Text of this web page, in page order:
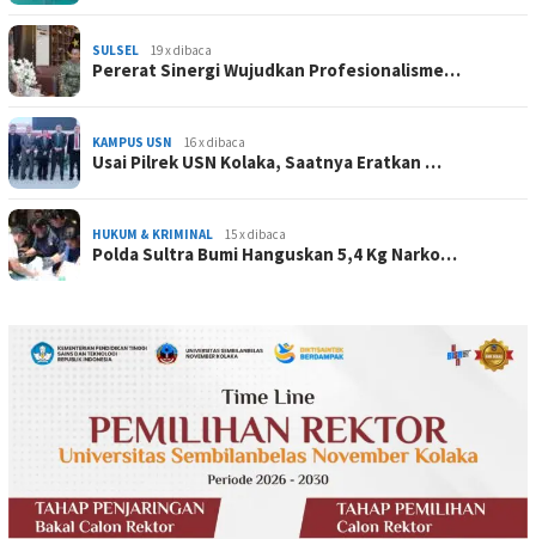
SULSEL 19 x dibaca
Pererat Sinergi Wujudkan Profesionalisme…
KAMPUS USN 16 x dibaca
Usai Pilrek USN Kolaka, Saatnya Eratkan …
HUKUM & KRIMINAL 15 x dibaca
Polda Sultra Bumi Hanguskan 5,4 Kg Narko…